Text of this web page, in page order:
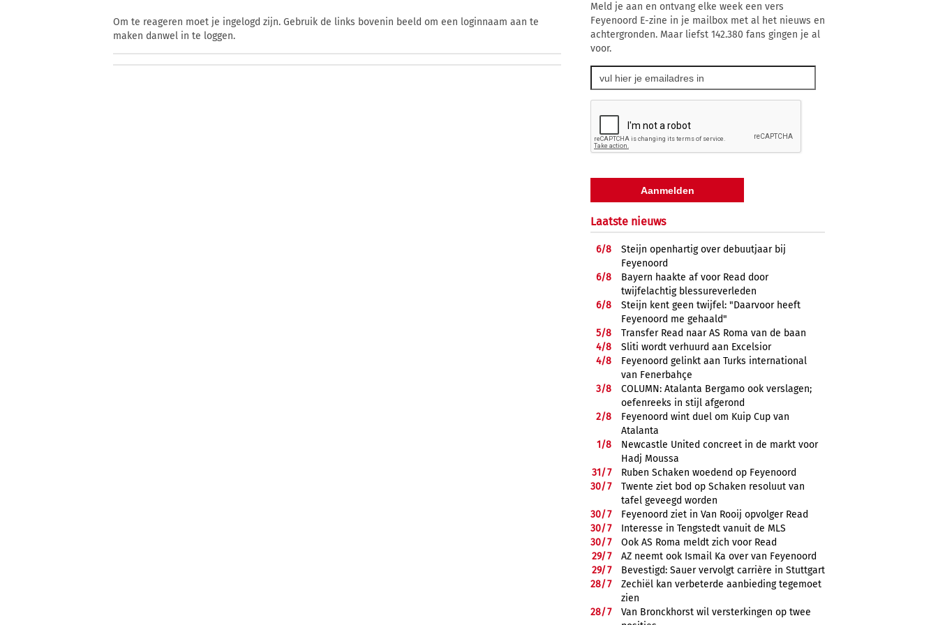
Om te reageren moet je ingelogd zijn. Gebruik de links bovenin beeld om een loginnaam aan te
maken danwel in te loggen.
Meld je aan en ontvang elke week een vers
Feyenoord E-zine in je mailbox met al het nieuws en
achtergronden. Maar liefst 142.380 fans gingen je al
voor.
Laatste nieuws
6/8
Steijn openhartig over debuutjaar bij
Feyenoord
6/8
Bayern haakte af voor Read door
twijfelachtig blessureverleden
6/8
Steijn kent geen twijfel: "Daarvoor heeft
Feyenoord me gehaald"
5/8
Transfer Read naar AS Roma van de baan
4/8
Sliti wordt verhuurd aan Excelsior
4/8
Feyenoord gelinkt aan Turks international
van Fenerbahçe
3/8
COLUMN: Atalanta Bergamo ook verslagen;
oefenreeks in stijl afgerond
2/8
Feyenoord wint duel om Kuip Cup van
Atalanta
1/8
Newcastle United concreet in de markt voor
Hadj Moussa
31/7
Ruben Schaken woedend op Feyenoord
30/7
Twente ziet bod op Schaken resoluut van
tafel geveegd worden
30/7
Feyenoord ziet in Van Rooij opvolger Read
30/7
Interesse in Tengstedt vanuit de MLS
30/7
Ook AS Roma meldt zich voor Read
29/7
AZ neemt ook Ismail Ka over van Feyenoord
29/7
Bevestigd: Sauer vervolgt carrière in Stuttgart
28/7
Zechiël kan verbeterde aanbieding tegemoet
zien
28/7
Van Bronckhorst wil versterkingen op twee